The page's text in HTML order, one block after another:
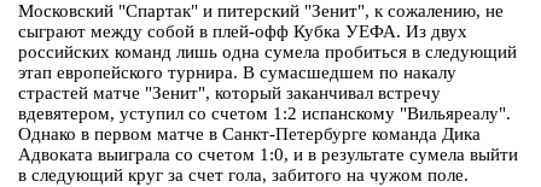
Московский "Спартак" и питерский "Зенит", к сожалению, не
сыграют между собой в плей-офф Кубка УЕФА. Из двух
российских команд лишь одна сумела пробиться в следующий
этап европейского турнира. В сумасшедшем по накалу
страстей матче "Зенит", который заканчивал встречу
вдевятером, уступил со счетом 1:2 испанскому "Вильяреалу".
Однако в первом матче в Санкт-Петербурге команда Дика
Адвоката выиграла со счетом 1:0, и в результате сумела выйти
в следующий круг за счет гола, забитого на чужом поле.